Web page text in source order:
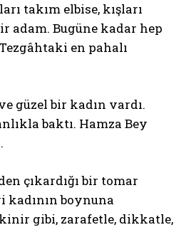
takım elbise, kışları
adam. Bugüne kadar hep
en pahalı
güzel bir kadın vardı.
baktı. Hamza Bey
çıkardığı bir tomar
kadının boynuna
gibi, zarafetle, dikkatle,